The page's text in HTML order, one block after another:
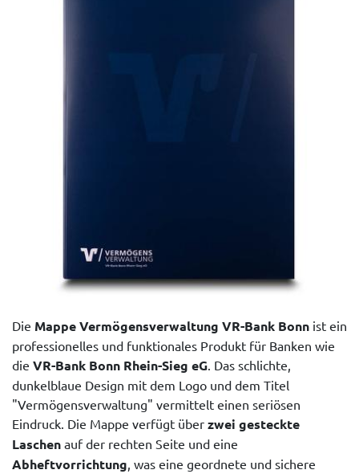
Die Mappe Vermögensverwaltung VR-Bank Bonn ist ein
professionelles und funktionales Produkt für Banken wie
die VR-Bank Bonn Rhein-Sieg eG . Das schlichte,
dunkelblaue Design mit dem Logo und dem Titel
"Vermögensverwaltung" vermittelt einen seriösen
Eindruck. Die Mappe verfügt über zwei gesteckte
Laschen auf der rechten Seite und eine
Abheftvorrichtung , was eine geordnete und sichere